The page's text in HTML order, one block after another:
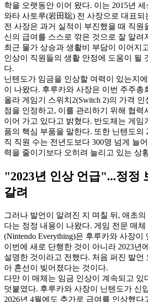
학을 오랫동안 이어 왔다. 이는 2015년 세
와타 사토루(岩田聡) 전 사장으로 대표되
전 사장은 과거 실적이 부진했을 때 직원
신의 급여를 스스로 깎은 것으로 잘 알려
최근 물가 상승과 생활비 부담이 이어지
인상이 직원들의 생활 안정에 도움이 될
다.
닌텐도가 임금을 인상할 여력이 있는지
이 나왔다. 후루카와 사장은 이번 주주총
올라 게임기 스위치2(Switch 2)의 가격
점을 인정하고, 이를 관리하기 위해 협력
이어 가고 있다고 밝혔다. 반도체는 게임
품의 핵심 부품을 말한다. 또한 닌텐도의
직 직원 수는 전년도보다 300명 넘게 늘
력을 줄이기보다 오히려 늘리고 있는 상
"2023년 인상 언급"...정정
갈려
그러나 발언이 알려진 지 며칠 뒤, 애초
다는 정정 내용이 나왔다. 게임 전문 매
(Nintendo Everything)은 후루카와 사장이
이번에 새로 단행한 것이 아니라 2023년
설명한 것이라고 전했다. 처음 퍼진 발언
아 혼선이 빚어졌다는 것이다.
다만 이 매체는 임금 인상이 계속되고 있
덧붙였다. 후루카와 사장이 닌텐도가 신
2026년 4월에도 추가로 급여를 인상했다